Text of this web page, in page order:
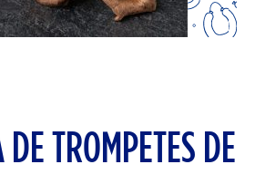
DE TROMPETES DE